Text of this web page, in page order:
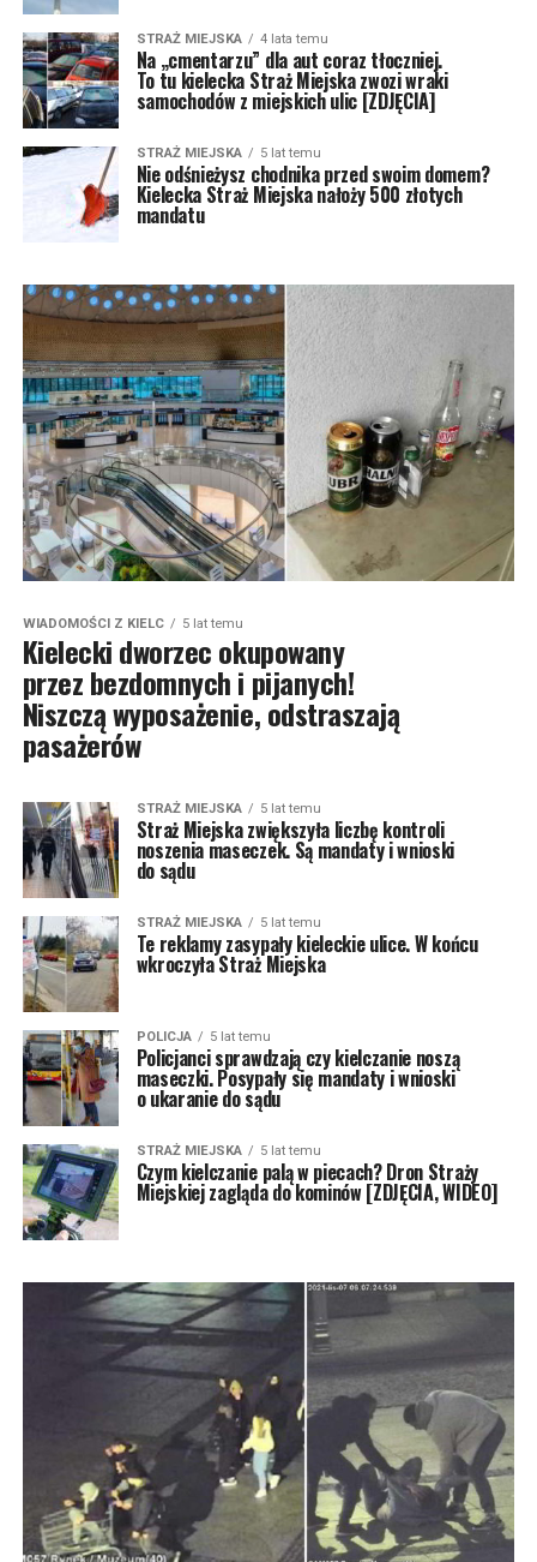
STRAŻ MIEJSKA 4 lata temu
Na „cmentarzu” dla aut coraz tłoczniej.
To tu kielecka Straż Miejska zwozi wraki
samochodów z miejskich ulic [ZDJĘCIA]
STRAŻ MIEJSKA 5 lat temu
Nie odśnieżysz chodnika przed swoim domem?
Kielecka Straż Miejska nałoży 500 złotych
mandatu
WIADOMOŚCI Z KIELC 5 lat temu
Kielecki dworzec okupowany
przez bezdomnych i pijanych!
Niszczą wyposażenie, odstraszają
pasażerów
STRAŻ MIEJSKA 5 lat temu
Straż Miejska zwiększyła liczbę kontroli
noszenia maseczek. Są mandaty i wnioski
do sądu
STRAŻ MIEJSKA 5 lat temu
Te reklamy zasypały kieleckie ulice. W końcu
wkroczyła Straż Miejska
POLICJA 5 lat temu
Policjanci sprawdzają czy kielczanie noszą
maseczki. Posypały się mandaty i wnioski
o ukaranie do sądu
STRAŻ MIEJSKA 5 lat temu
Czym kielczanie palą w piecach? Dron Straży
Miejskiej zagląda do kominów [ZDJĘCIA, WIDEO]